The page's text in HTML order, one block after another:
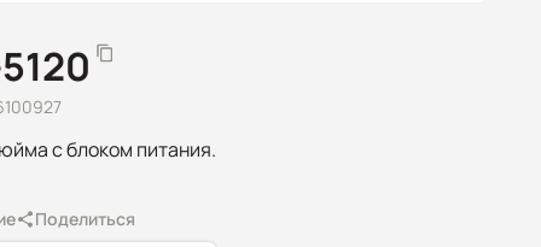
с блоком питания.
Поделиться